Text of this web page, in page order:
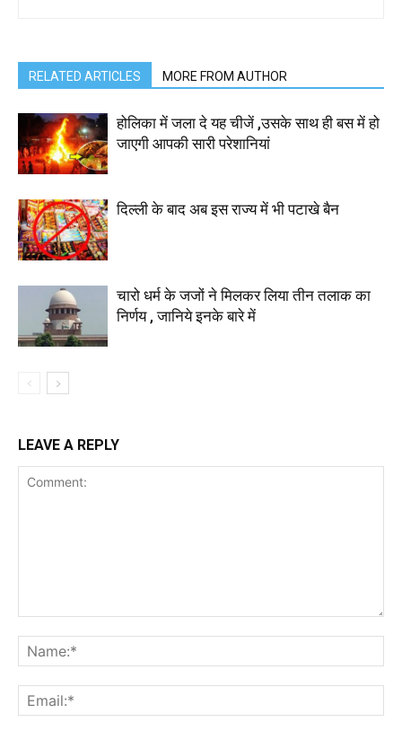
RELATED ARTICLES MORE FROM AUTHOR
होलिका में जला दे यह चीजें ,उसके साथ ही बस में हो
जाएगी आपकी सारी परेशानियां
दिल्ली के बाद अब इस राज्य में भी पटाखे बैन
चारो धर्म के जजों ने मिलकर लिया तीन तलाक का
निर्णय , जानिये इनके बारे में
LEAVE A REPLY